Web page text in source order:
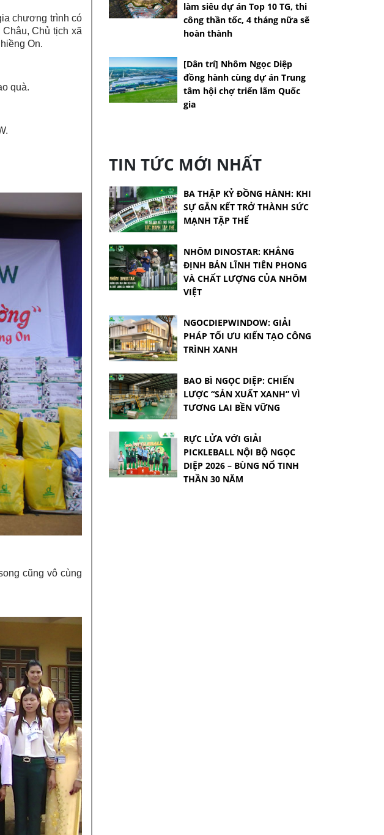
chương trình có
Chủ tịch xã
On.
quà.
cũng vô cùng
làm siêu dự án Top 10 TG, thi
công thần tốc, 4 tháng nữa sẽ
hoàn thành
[Dân trí] Nhôm Ngọc Diệp
đồng hành cùng dự án Trung
tâm hội chợ triển lãm Quốc
gia
TIN TỨC MỚI NHẤT
BA THẬP KỶ ĐỒNG HÀNH: KHI
SỰ GẮN KẾT TRỞ THÀNH SỨC
MẠNH TẬP THỂ
NHÔM DINOSTAR: KHẲNG
ĐỊNH BẢN LĨNH TIÊN PHONG
VÀ CHẤT LƯỢNG CỦA NHÔM
VIỆT
NGOCDIEPWINDOW: GIẢI
PHÁP TỐI ƯU KIẾN TẠO CÔNG
TRÌNH XANH
BAO BÌ NGỌC DIỆP: CHIẾN
LƯỢC “SẢN XUẤT XANH” VÌ
TƯƠNG LAI BỀN VỮNG
RỰC LỬA VỚI GIẢI
PICKLEBALL NỘI BỘ NGỌC
DIỆP 2026 – BÙNG NỔ TINH
THẦN 30 NĂM